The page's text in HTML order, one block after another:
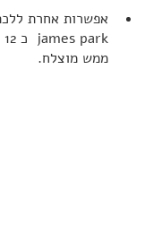
ממש מוצלח.